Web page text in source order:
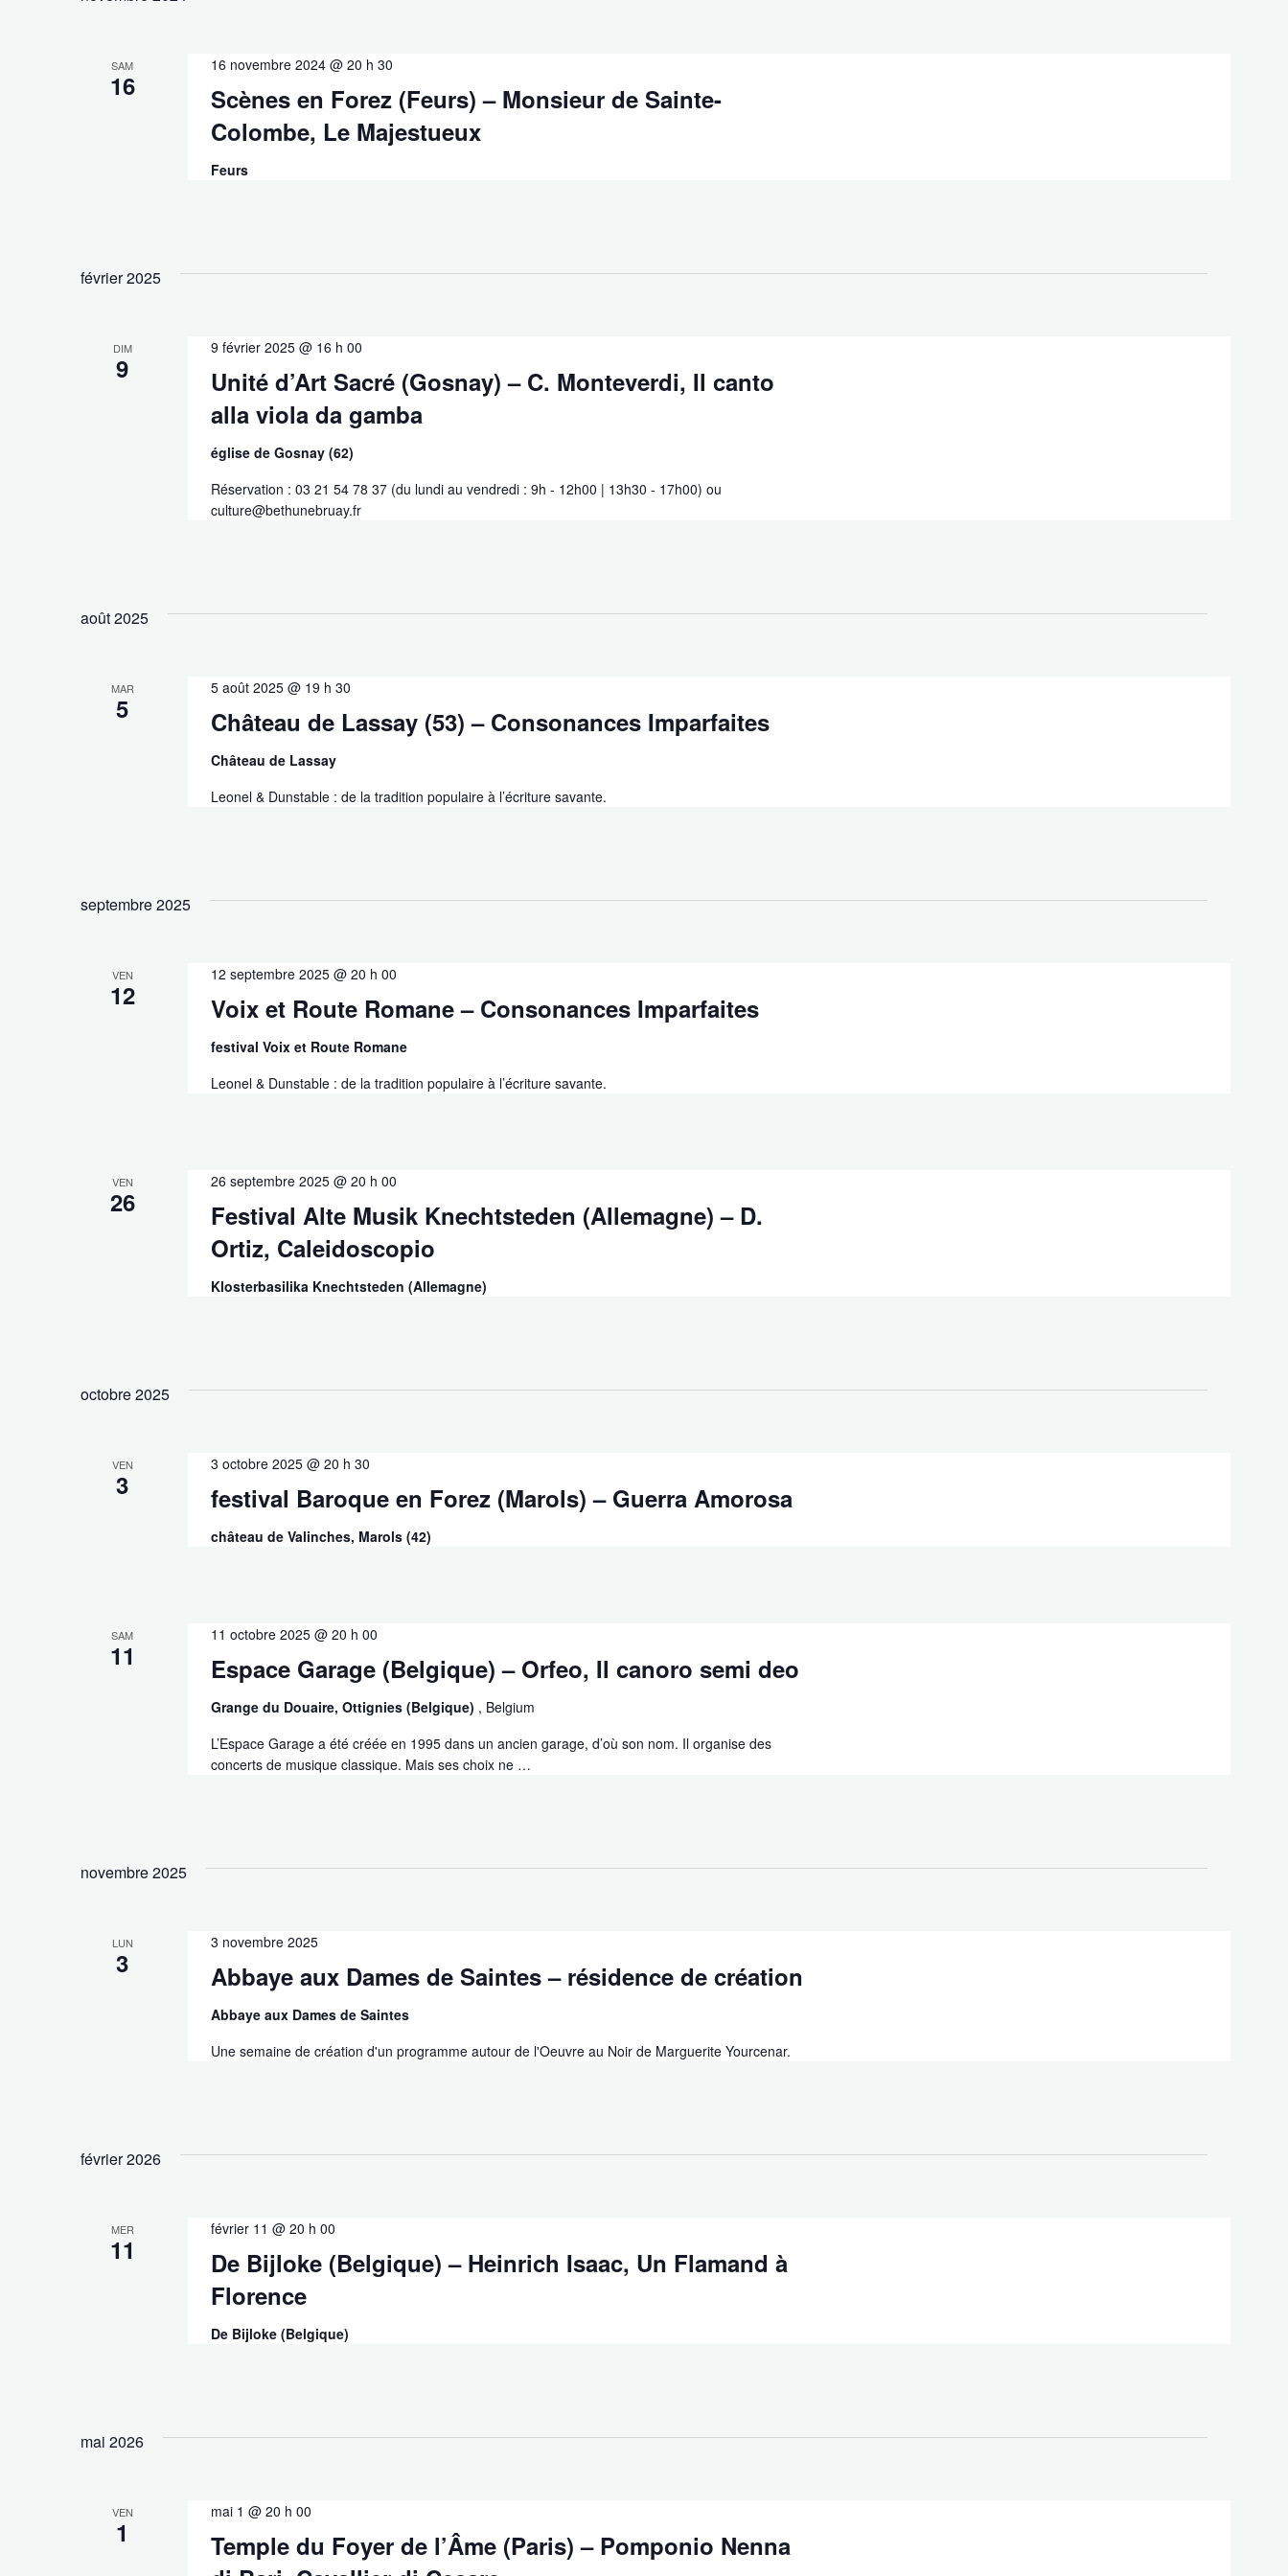
SAM
16
Scènes en Forez (Feurs) – Monsieur de Sainte-
Colombe, Le Majestueux
16 novembre 2024 @ 20 h 30
Feurs
février 2025
DIM
9
Unité d’Art Sacré (Gosnay) – C. Monteverdi, Il canto
alla viola da gamba
9 février 2025 @ 16 h 00
église de Gosnay (62)
Réservation : 03 21 54 78 37 (du lundi au vendredi : 9h - 12h00 | 13h30 - 17h00) ou
culture@bethunebruay.fr
août 2025
MAR
5 Château de Lassay (53) – Consonances Imparfaites
5 août 2025 @ 19 h 30
Château de Lassay
Leonel & Dunstable : de la tradition populaire à l’écriture savante.
septembre 2025
VEN
12 Voix et Route Romane – Consonances Imparfaites
12 septembre 2025 @ 20 h 00
festival Voix et Route Romane
Leonel & Dunstable : de la tradition populaire à l’écriture savante.
VEN
26
Festival Alte Musik Knechtsteden (Allemagne) – D.
Ortiz, Caleidoscopio
26 septembre 2025 @ 20 h 00
Klosterbasilika Knechtsteden (Allemagne)
octobre 2025
VEN
3 festival Baroque en Forez (Marols) – Guerra Amorosa
3 octobre 2025 @ 20 h 30
château de Valinches, Marols (42)
SAM
11 Espace Garage (Belgique) – Orfeo, Il canoro semi deo
11 octobre 2025 @ 20 h 00
Grange du Douaire, Ottignies (Belgique) , Belgium
L’Espace Garage a été créée en 1995 dans un ancien garage, d’où son nom. Il organise des
concerts de musique classique. Mais ses choix ne …
novembre 2025
LUN
3 Abbaye aux Dames de Saintes – résidence de création
3 novembre 2025
Abbaye aux Dames de Saintes
Une semaine de création d'un programme autour de l'Oeuvre au Noir de Marguerite Yourcenar.
février 2026
MER
11
De Bijloke (Belgique) – Heinrich Isaac, Un Flamand à
Florence
février 11 @ 20 h 00
De Bijloke (Belgique)
mai 2026
VEN
1
Temple du Foyer de l’Âme (Paris) – Pomponio Nenna
mai 1 @ 20 h 00